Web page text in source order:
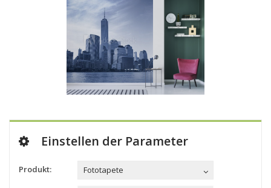
Einstellen der Parameter
Produkt: Fototapete